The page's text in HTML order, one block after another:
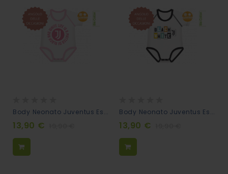
0% Body Neonato Juventus Estensibile 0-36m - Life Is A Matter
13,90 €
0% Body Neonato Juventus Estensibile 0-36m - Black White
13,90 €